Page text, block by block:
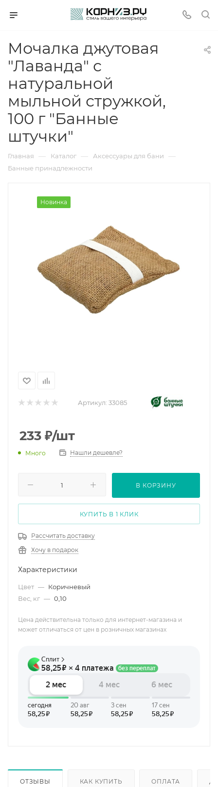
Мочалка джутовая
"Лаванда" с
натуральной
мыльной стружкой,
100 г "Банные
штучки"
Главная — Каталог — Аксессуары для бани —
Банные принадлежности
Новинка
Артикул: 33085
233 ₽/шт
Много Нашли дешевле?
В КОРЗИНУ
КУПИТЬ В 1 КЛИК
Рассчитать доставку
Хочу в подарок
Характеристики
Цвет — Коричневый
Вес, кг — 0,10
Цена действительна только для интернет-магазина и
может отличаться от цен в розничных магазинах
ОТЗЫВЫ КАК КУПИТЬ ОПЛАТА